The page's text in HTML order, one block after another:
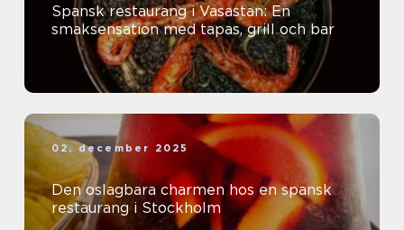
Spansk restaurang i Vasastan: En
smaksensation med tapas, grill och bar
02. december 2025
Den oslagbara charmen hos en spansk
restaurang i Stockholm